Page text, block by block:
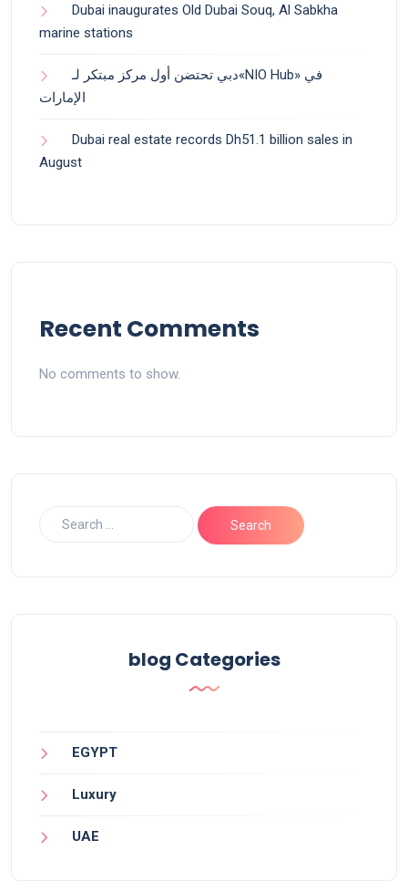
Dubai inaugurates Old Dubai Souq, Al Sabkha
marine stations
دبي تحتضن أول مركز مبتكر لـ«NIO Hub» في
الإمارات
Dubai real estate records Dh51.1 billion sales in
August
Recent Comments
No comments to show.
blog Categories
EGYPT
Luxury
UAE